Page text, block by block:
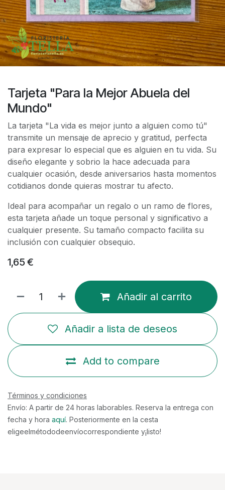
Tarjeta "Para la Mejor Abuela del
Mundo"
La tarjeta "La vida es mejor junto a alguien como tú"
transmite un mensaje de aprecio y gratitud, perfecta
para expresar lo especial que es alguien en tu vida. Su
diseño elegante y sobrio la hace adecuada para
cualquier ocasión, desde aniversarios hasta momentos
cotidianos donde quieras mostrar tu afecto.
Ideal para acompañar un regalo o un ramo de flores,
esta tarjeta añade un toque personal y significativo a
cualquier presente. Su tamaño compacto facilita su
inclusión con cualquier obsequio.
1,65 €
Añadir al carrito
Add to compare
Añadir a lista de deseos
Términos y condiciones
Envío: A partir de 24 horas laborables. Reserva la entrega con
fecha y hora aquí. Posteriormente en la cesta
eligeelmétododeenvíocorrespondiente y¡listo!